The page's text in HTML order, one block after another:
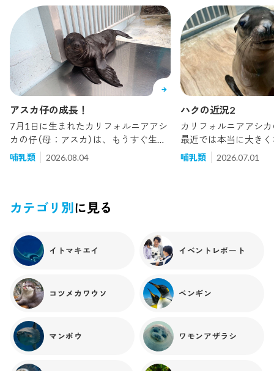
アスカ仔の成長！
7月1日に生まれたカリフォルニアアシ
カの仔（母：アスカ）は、もうすぐ生後
1ヵ月を迎えます！最近は水に入る頻
度が増えて行動範囲が広がってきまし
哺乳類 2026.08.04
ハクの近況2
カリフォルニアアシ
最近では本当に大き
なと実感しています
時は1日に数本しか食
哺乳類 2026.07.01
カテゴリ別に見る
イトマキエイ イベントレポート
コツメカワウソ ペンギン
マンボウ ワモンアザラシ